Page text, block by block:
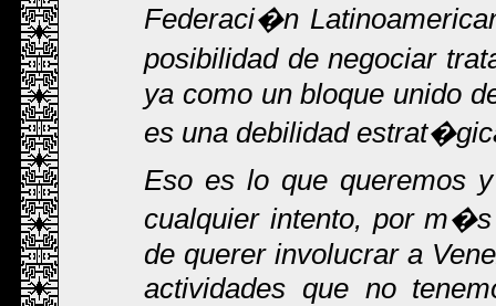
Federaci�n
posibilidad de negociar
ya como un bloque unido
es una debilidad
Eso es lo que queremos
cualquier intento, por
de querer involucrar a
actividades que no